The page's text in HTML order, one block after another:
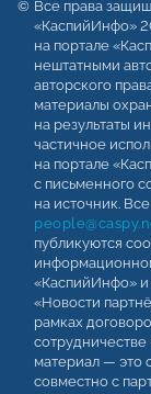
Все права
«КаспийИнфо»
на портале
нештатными
авторского
материалы
на результаты
частичное
на портале
с письменного
на источник.
публикуются
«КаспийИнфо» и
«Новости
рамках
материал — это
совместно с